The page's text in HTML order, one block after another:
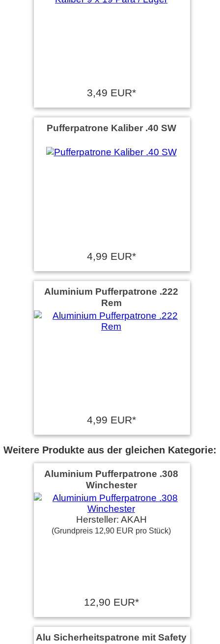
3,49 EUR*
Pufferpatrone Kaliber .40 SW
4,99 EUR*
Aluminium Pufferpatrone .222
Rem
4,99 EUR*
Weitere Produkte aus der gleichen Kategorie:
Aluminium Pufferpatrone .308
Winchester
Hersteller: AKAH
(Grundpreis 12,90 EUR pro Stück)
12,90 EUR*
Alu Sicherheitspatrone mit Safety